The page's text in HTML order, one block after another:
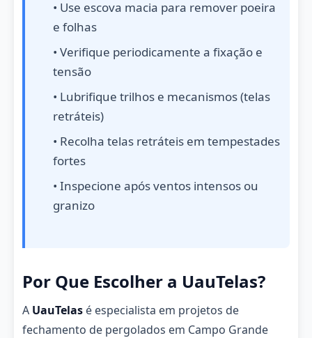
• Use escova macia para remover poeira
e folhas
• Verifique periodicamente a fixação e
tensão
• Lubrifique trilhos e mecanismos (telas
retráteis)
• Recolha telas retráteis em tempestades
fortes
• Inspecione após ventos intensos ou
granizo
Por Que Escolher a UauTelas?
A UauTelas é especialista em projetos de
fechamento de pergolados em Campo Grande